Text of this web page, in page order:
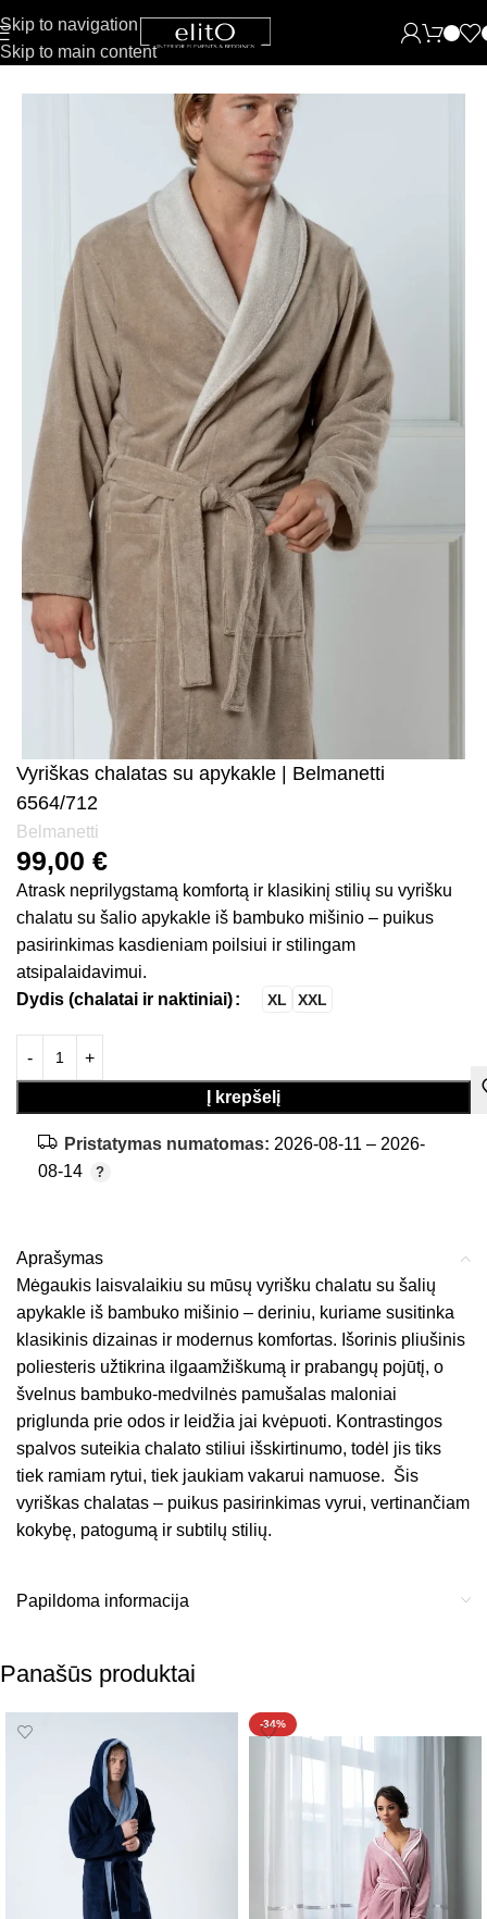
Skip to navigation
Skip to main content
Pradžia Chalatai Vaikiški chalatai
Vyriškas chalatas su apykakle | Belmanetti
6564/712
Belmanetti
99,00 €
Atrask neprilygstamą komfortą ir klasikinį stilių su vyrišku
chalatu su šalio apykakle iš bambuko mišinio – puikus
pasirinkimas kasdieniam poilsiui ir stilingam
atsipalaidavimui.
Dydis (chalatai ir naktiniai)
XL XXL
Į krepšelį
Pristatymas numatomas: 2026-08-11 – 2026-
08-14
Aprašymas
Mėgaukis laisvalaikiu su mūsų vyrišku chalatu su šalių
apykakle iš bambuko mišinio – deriniu, kuriame susitinka
klasikinis dizainas ir modernus komfortas. Išorinis pliušinis
poliesteris užtikrina ilgaamžiškumą ir prabangų pojūtį, o
švelnus bambuko-medvilnės pamušalas maloniai
priglunda prie odos ir leidžia jai kvėpuoti. Kontrastingos
spalvos suteikia chalato stiliui išskirtinumo, todėl jis tiks
tiek ramiam rytui, tiek jaukiam vakarui namuose. Šis
vyriškas chalatas – puikus pasirinkimas vyrui, vertinančiam
kokybę, patogumą ir subtilų stilių.
Papildoma informacija
Panašūs produktai
-34%